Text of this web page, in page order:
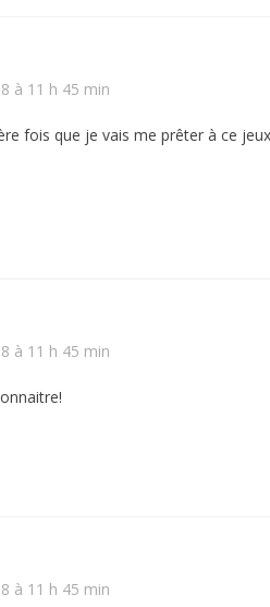
à 11 h 45 min
fois que je vais me prêter à ce
à 11 h 45 min
à 11 h 45 min